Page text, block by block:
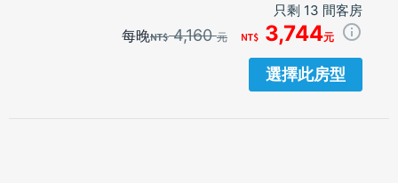
只剩 13 間客房
每晚 4,160元 3,744元
選擇此房型